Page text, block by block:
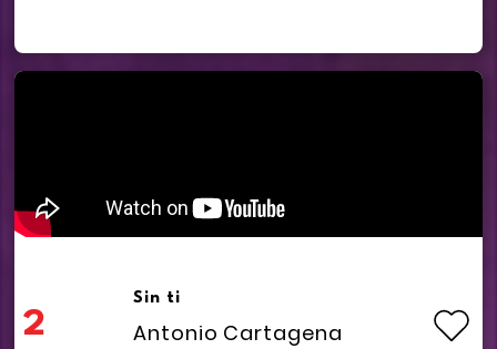
2
Sin ti
Antonio Cartagena